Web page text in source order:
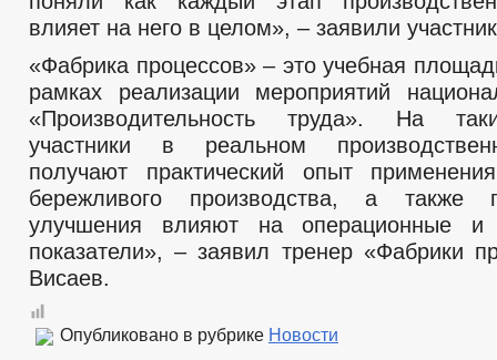
влияет на него в целом», – заявили
«Фабрика процессов» – это учебная
рамках реализации мероприятий
«Производительность труда». На
участники в реальном
получают практический опыт
бережливого производства, а также
улучшения влияют на операционные и
показатели», – заявил тренер «Фабрики
Висаев.
Опубликовано в рубрике Новости